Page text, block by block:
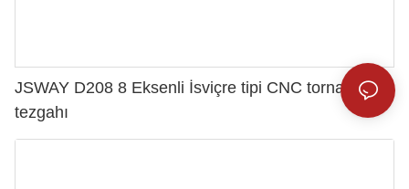
JSWAY D208 8 Eksenli İsviçre tipi CNC torna
tezgahı